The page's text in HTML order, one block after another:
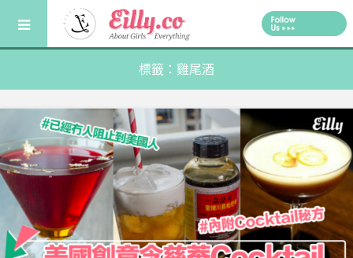
content
標籤：雞尾酒